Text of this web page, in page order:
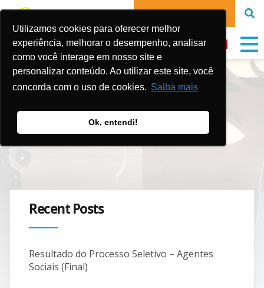
Utilizamos cookies para oferecer melhor
experiência, melhorar o desempenho, analisar
como você interage em nosso site e
personalizar conteúdo. Ao utilizar este site, você
concorda com o uso de cookies. Saiba mais
Ok, entendi!
DONATE NOW
RA 2019 (ePub)
15 de January de 2021
Recent Posts
Resultado do Processo Seletivo – Agentes
Sociais (Final)